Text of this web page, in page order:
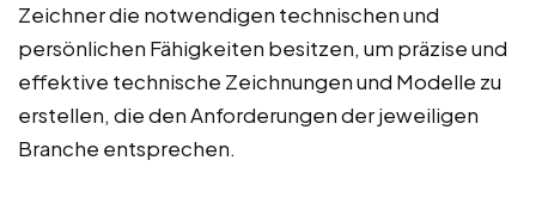
Zeichner die notwendigen technischen und
persönlichen Fähigkeiten besitzen, um präzise und
effektive technische Zeichnungen und Modelle zu
erstellen, die den Anforderungen der jeweiligen
Branche entsprechen.